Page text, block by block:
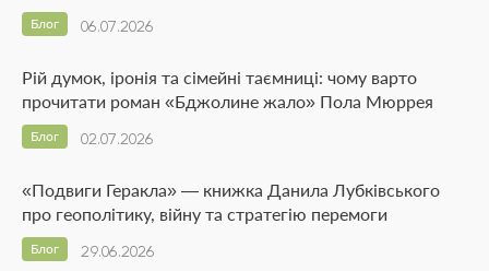
06.07.2026
Блог
Рій думок, іронія та сімейні таємниці: чому варто
прочитати роман «Бджолине жало» Пола Мюррея
02.07.2026
Блог
«Подвиги Геракла» — книжка Данила Лубківського
про геополітику, війну та стратегію перемоги
29.06.2026
Блог